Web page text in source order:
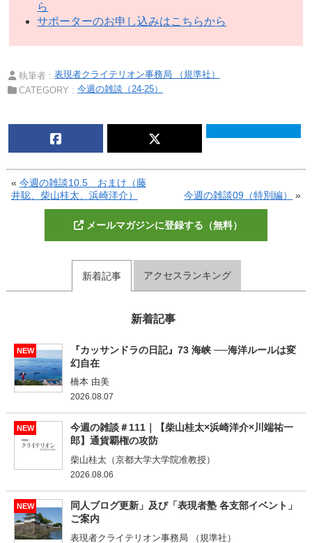
ら
サポーターのお申し込みはこちらから
執筆者 : 表現者クライテリオン事務局 （規準社）
CATEGORY : 今週の雑談（24-25）
« 今週の雑談10.5 おまけ（藤
井聡、柴山桂太、浜崎洋介）
今週の雑談09（特別編） »
メールマガジンに登録する（無料）
新着記事 アクセスランキング
新着記事
NEW
『カッサンドラの日記』73 海峡 ──海洋ルールは変
幻自在
橋本 由美
2026.08.07
NEW
今週の雑談＃111｜【柴山桂太×浜崎洋介×川端祐一
郎】通貨覇権の攻防
柴山桂太（京都大学大学院准教授）
2026.08.06
NEW
同人ブログ更新」及び「表現者塾 各支部イベント」
ご案内
表現者クライテリオン事務局 （規準社）